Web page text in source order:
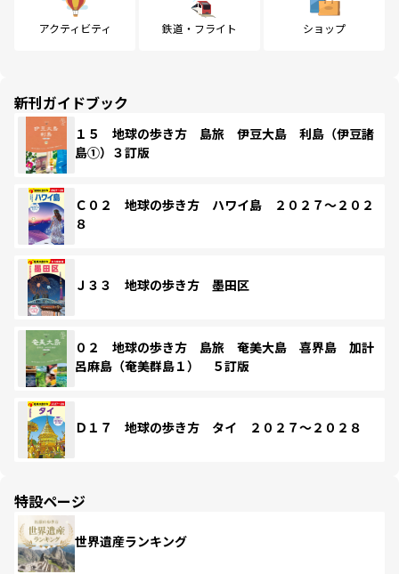
アクティビティ 鉄道・フライト ショップ
新刊ガイドブック
１５ 地球の歩き方 島旅 伊豆大島 利島（伊豆諸
島①）３訂版
Ｃ０２ 地球の歩き方 ハワイ島 ２０２７～２０２
８
Ｊ３３ 地球の歩き方 墨田区
０２ 地球の歩き方 島旅 奄美大島 喜界島 加計
呂麻島（奄美群島１） ５訂版
Ｄ１７ 地球の歩き方 タイ ２０２７～２０２８
特設ページ
世界遺産ランキング